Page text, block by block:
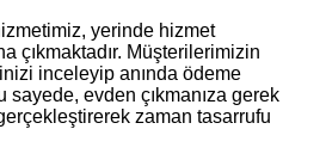
yerinde hizmet
çıkmaktadır. Müşterilerimizin
inceleyip anında ödeme
evden çıkmanıza gerek
zaman tasarrufu